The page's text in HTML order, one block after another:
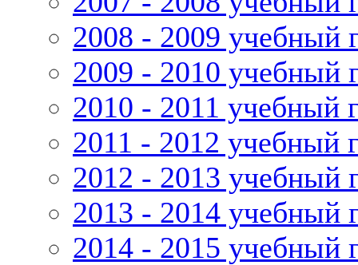
2008 - 2009 учебный
2009 - 2010 учебный
2010 - 2011 учебный
2011 - 2012 учебный
2012 - 2013 учебный
2013 - 2014 учебный
2014 - 2015 учебный